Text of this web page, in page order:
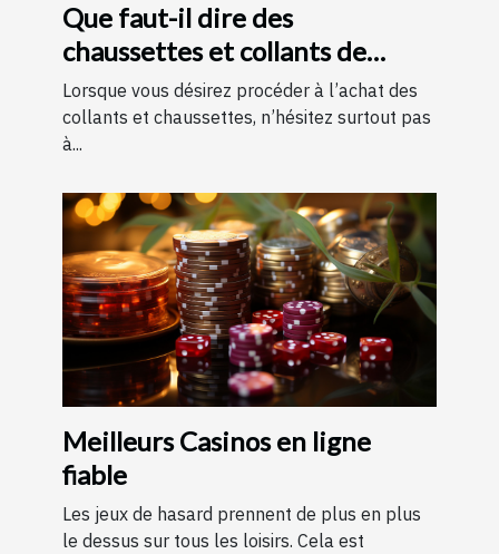
Que faut-il dire des
chaussettes et collants de
contention ?
Lorsque vous désirez procéder à l’achat des
collants et chaussettes, n’hésitez surtout pas
à...
Meilleurs Casinos en ligne
fiable
Les jeux de hasard prennent de plus en plus
le dessus sur tous les loisirs. Cela est